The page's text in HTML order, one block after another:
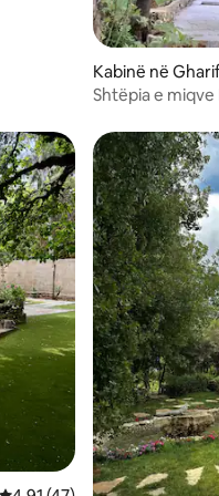
Kabinë në
Shtëpia e miqve